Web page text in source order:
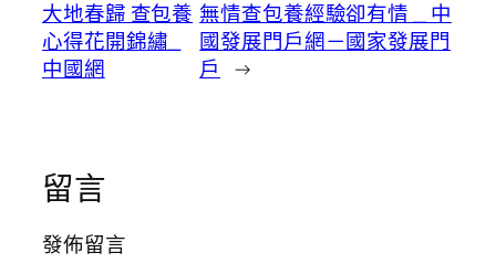
大地春歸 查包養
心得花開錦繡_
中國網
無情查包養經驗卻有情 _ 中
國發展門戶網－國家發展門
戶
→
留言
發佈留言